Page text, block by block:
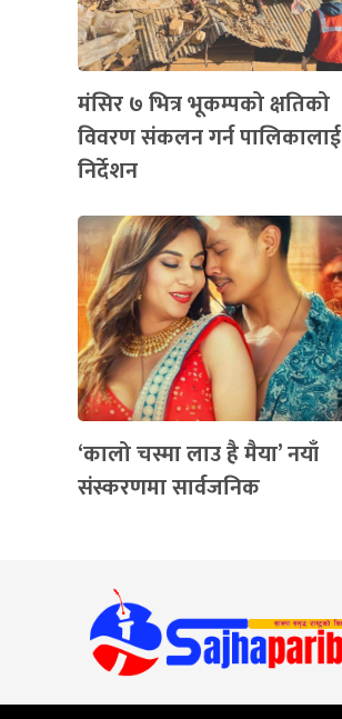
मंसिर ७ भित्र भूकम्पको क्षतिको
विवरण संकलन गर्न पालिकालाई
निर्देशन
‘कालो चस्मा लाउ है मैया’ नयाँ
संस्करणमा सार्वजनिक